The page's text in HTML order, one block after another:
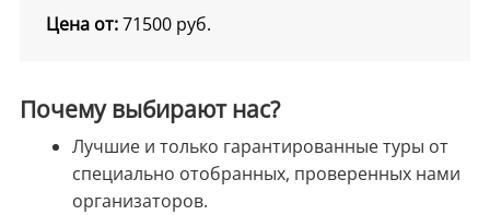
Цена от: 71500 руб.
Почему выбирают нас?
Лучшие и только гарантированные туры от
специально отобранных, проверенных нами
организаторов.